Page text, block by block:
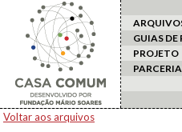
GUIAS DE
PROJETO
Voltar aos arquivos